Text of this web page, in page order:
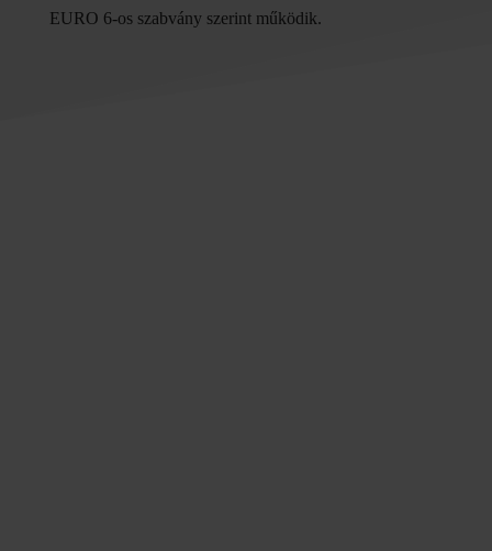
EURO 6-os szabvány szerint működik.